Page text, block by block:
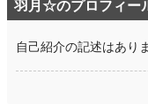
羽月☆のプロフィー
自己紹介の記述はあり